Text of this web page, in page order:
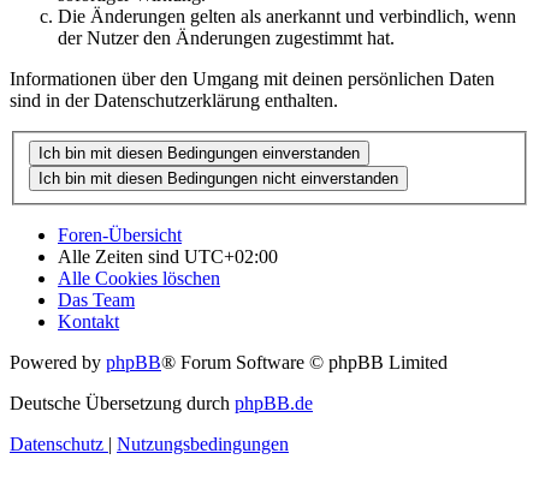
Die Änderungen gelten als anerkannt und verbindlich, wenn
der Nutzer den Änderungen zugestimmt hat.
Informationen über den Umgang mit deinen persönlichen Daten
sind in der Datenschutzerklärung enthalten.
Foren-Übersicht
Alle Zeiten sind UTC+02:00
Alle Cookies löschen
Das Team
Kontakt
Powered by phpBB® Forum Software © phpBB Limited
Deutsche Übersetzung durch phpBB.de
Datenschutz | Nutzungsbedingungen